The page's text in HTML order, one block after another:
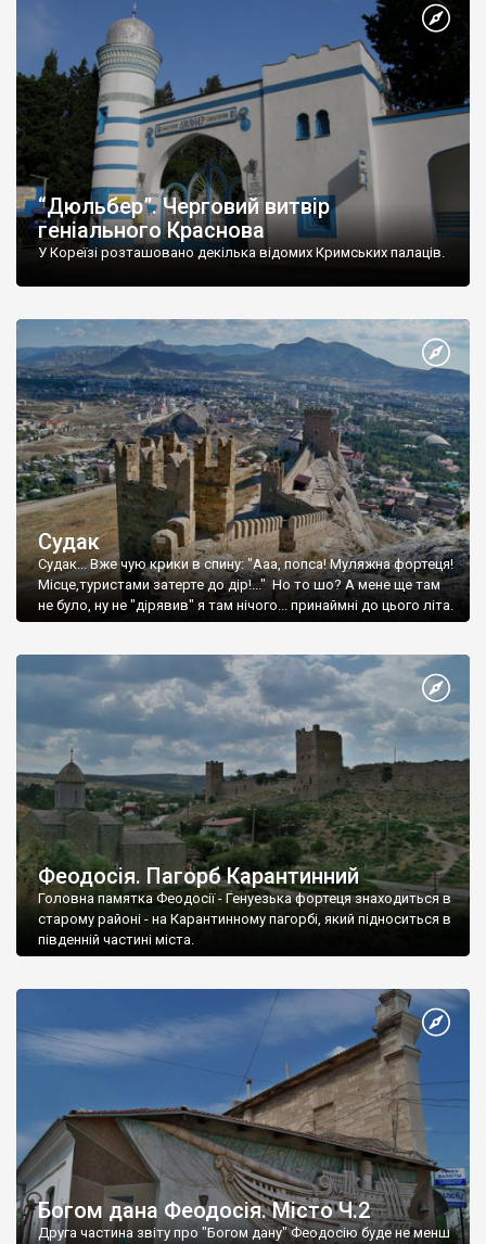
“Дюльбер”. Черговий витвір
геніального Краснова
У Кореїзі розташовано декілька відомих Кримських палаців.
Судак
Судак... Вже чую крики в спину: "Ааа, попса! Муляжна фортеця!
Місце,туристами затерте до дір!..." Но то шо? А мене ще там
не було, ну не "дірявив" я там нічого... принаймні до цього літа.
Феодосія. Пагорб Карантинний
Головна памятка Феодосії - Генуезька фортеця знаходиться в
старому районі - на Карантинному пагорбі, який підноситься в
південній частині міста.
Богом дана Феодосія. Місто Ч.2
Друга частина звіту про "Богом дану" Феодосію буде не менш